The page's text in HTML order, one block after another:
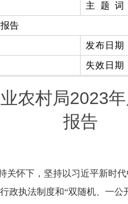
主题词
告
发布日期
失效日期
农村局2023
报告
关怀下，坚持以习近平新时
执法制度和“双随机、一